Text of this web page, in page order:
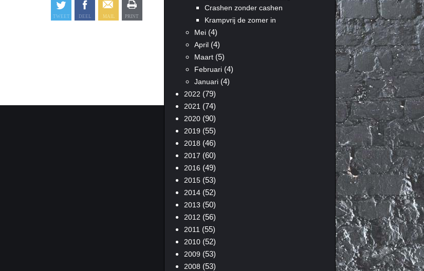
Crashen zonder cashen
Krampvrij de zomer in
Mei(4)
April(4)
Maart(5)
Februari(4)
Januari(4)
2022 (79)
2021 (74)
2020(90)
2019 (55)
2018 (46)
2017 (60)
2016 (49)
2015(53)
2014(52)
2013 (50)
2012 (56)
2011 (55)
2010(52)
2009 (53)
2008 (53)